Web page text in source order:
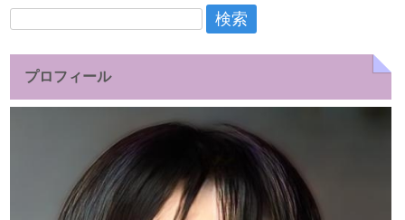
検
プロフィール